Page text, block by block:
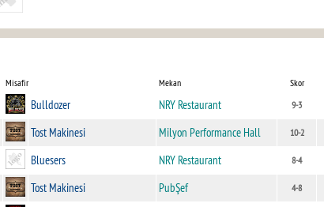
Misafir Mekan Skor
Bulldozer NRY Restaurant 9-3
Tost Makinesi Milyon Performance Hall 10-2
Bluesers NRY Restaurant 8-4
Tost Makinesi PubŞef 4-8